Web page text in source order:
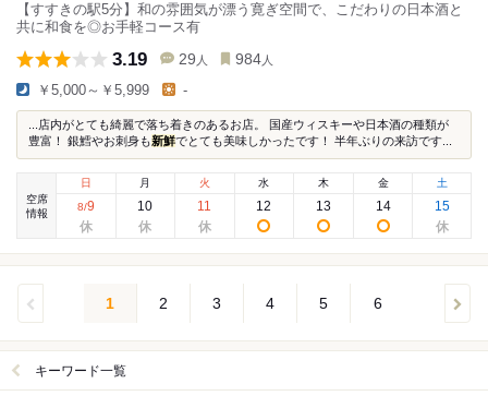
【すすきの駅5分】和の雰囲気が漂う寛ぎ空間で、こだわりの日本酒と
共に和食を◎お手軽コース有
3.19 29 人 984 人
￥5,000～￥5,999 -
...店内がとても綺麗で落ち着きのあるお店。 国産ウィスキーや日本酒の種類が
豊富！ 銀鱈やお刺身も新鮮でとても美味しかったです！ 半年ぶりの来訪です...
空席
情報
日
8/9
月
10
火
11
水
12
木
13
金
14
土
15
1 2 3 4 5 6
キーワード一覧